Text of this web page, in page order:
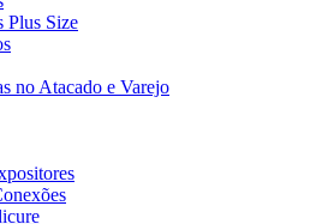
Plus Size
no Atacado e Varejo